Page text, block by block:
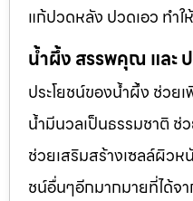
แก้ปวดหลัง ปวดเอว ทำ
น้ำผึ้ง สรรพคุณ และ
ประโยชน์ของน้ำผึ้ง ช่วย
น้ำมีนวลเป็นธรรมชาติ ช่
ช่วยเสริมสร้างเซลล์ผิวห
ชน์อื่นๆอีกมากมายที่ได้จ